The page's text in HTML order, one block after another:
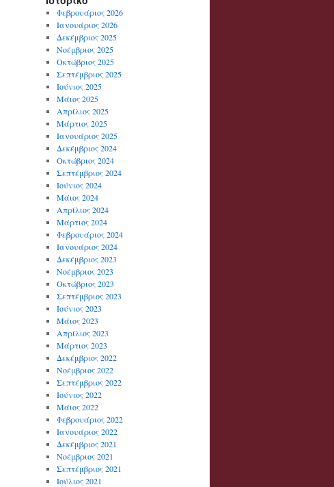
Φεβρουάριος 2026
Ιανουάριος 2026
Δεκέμβριος 2025
Νοέμβριος 2025
Οκτώβριος 2025
Σεπτέμβριος 2025
Ιούνιος 2025
Μάιος 2025
Απρίλιος 2025
Μάρτιος 2025
Ιανουάριος 2025
Δεκέμβριος 2024
Οκτώβριος 2024
Σεπτέμβριος 2024
Ιούνιος 2024
Μάιος 2024
Απρίλιος 2024
Μάρτιος 2024
Φεβρουάριος 2024
Ιανουάριος 2024
Δεκέμβριος 2023
Νοέμβριος 2023
Οκτώβριος 2023
Σεπτέμβριος 2023
Ιούνιος 2023
Μάιος 2023
Απρίλιος 2023
Μάρτιος 2023
Δεκέμβριος 2022
Νοέμβριος 2022
Σεπτέμβριος 2022
Ιούνιος 2022
Μάιος 2022
Φεβρουάριος 2022
Ιανουάριος 2022
Δεκέμβριος 2021
Νοέμβριος 2021
Σεπτέμβριος 2021
Ιούλιος 2021